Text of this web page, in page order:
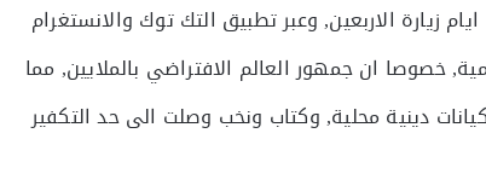
زيارة الاربعين, وعبر تطبيق التك توك والانستغرام
خصوصا ان جمهور العالم الافتراضي بالملايين, مما
دينية محلية, وكتاب ونخب وصلت الى حد التكفير